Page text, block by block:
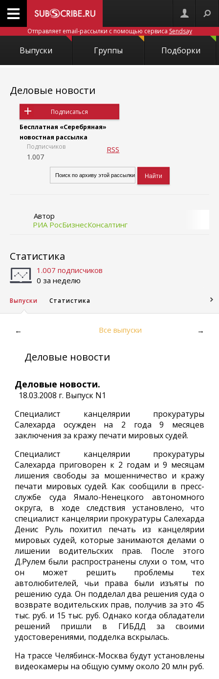
Отправляет email-рассылки с помощью сервиса Sendsay
Выпуски Группы Подборки
Деловые новости
Подписаться
Бесплатная «Серебряная»
новостная рассылка
Подписчиков
1.007
RSS
Автор
РИА РосБизнесКонсалтинг
Статистика
1.007 подписчиков
0 за неделю
Выпуски Статистика
← Все выпуски →
Деловые новости
Деловые новости.
18.03.2008 г. Выпуск N1
Специалист канцелярии прокуратуры
Салехарда осужден на 2 года 9 месяцев
заключения за кражу печати мировых судей.
Специалист канцелярии прокуратуры
Салехарда приговорен к 2 годам и 9 месяцам
лишения свободы за мошенничество и кражу
печати мировых судей. Как сообщили в пресс-
службе суда Ямало-Ненецкого автономного
округа, в ходе следствия установлено, что
специалист канцелярии прокуратуры Салехарда
Денис Руль похитил печать из канцелярии
мировых судей, которые занимаются делами о
лишении водительских прав. После этого
Д.Рулем были распространены слухи о том, что
он может решить проблемы тех
автолюбителей, чьи права были изъяты по
решению суда. Он подделал два решения суда о
возврате водительских прав, получив за это 45
тыс. руб. и 15 тыс. руб. Однако когда обладатели
решений пришли в ГИБДД за своими
удостоверениями, подделка вскрылась.
На трассе Челябинск-Москва будут установлены
видеокамеры на общую сумму около 20 млн руб.